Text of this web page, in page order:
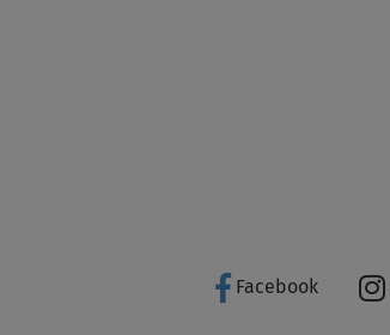
Facebook